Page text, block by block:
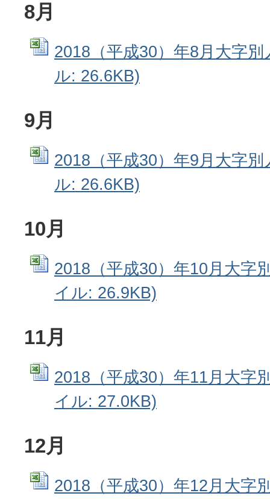
8月
2018（平成30）年8月大字
ル: 26.6KB)
9月
2018（平成30）年9月大字
ル: 26.6KB)
10月
2018（平成30）年10月大字
イル: 26.9KB)
11月
2018（平成30）年11月大字
イル: 27.0KB)
12月
2018（平成30）年12月大字